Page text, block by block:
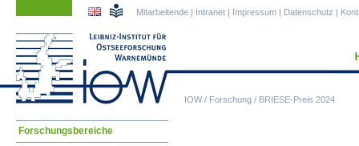
IOW/ Forschung / BRIESE-Preis 2024
Mitarbeitende | Intranet | Impressum | Datenschutz |
Navigation
überspringen
Forschungsbereiche